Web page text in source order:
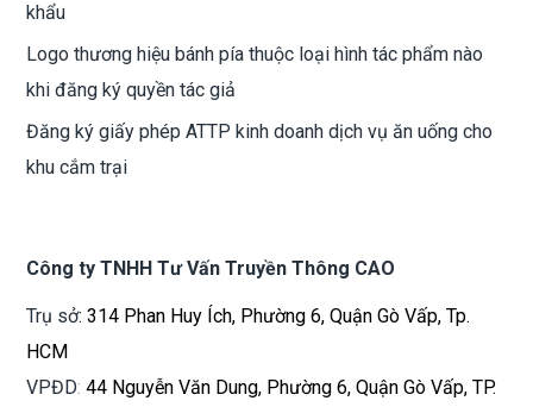
khẩu
Logo thương hiệu bánh pía thuộc loại hình tác phẩm nào
khi đăng ký quyền tác giả
Đăng ký giấy phép ATTP kinh doanh dịch vụ ăn uống cho
khu cắm trại
Công ty TNHH Tư Vấn Truyền Thông CAO
Trụ sở: 314 Phan Huy Ích, Phường 6, Quận Gò Vấp, Tp.
HCM
VPĐD:44 Nguyễn Văn Dung, Phường 6, Quận Gò Vấp, TP.